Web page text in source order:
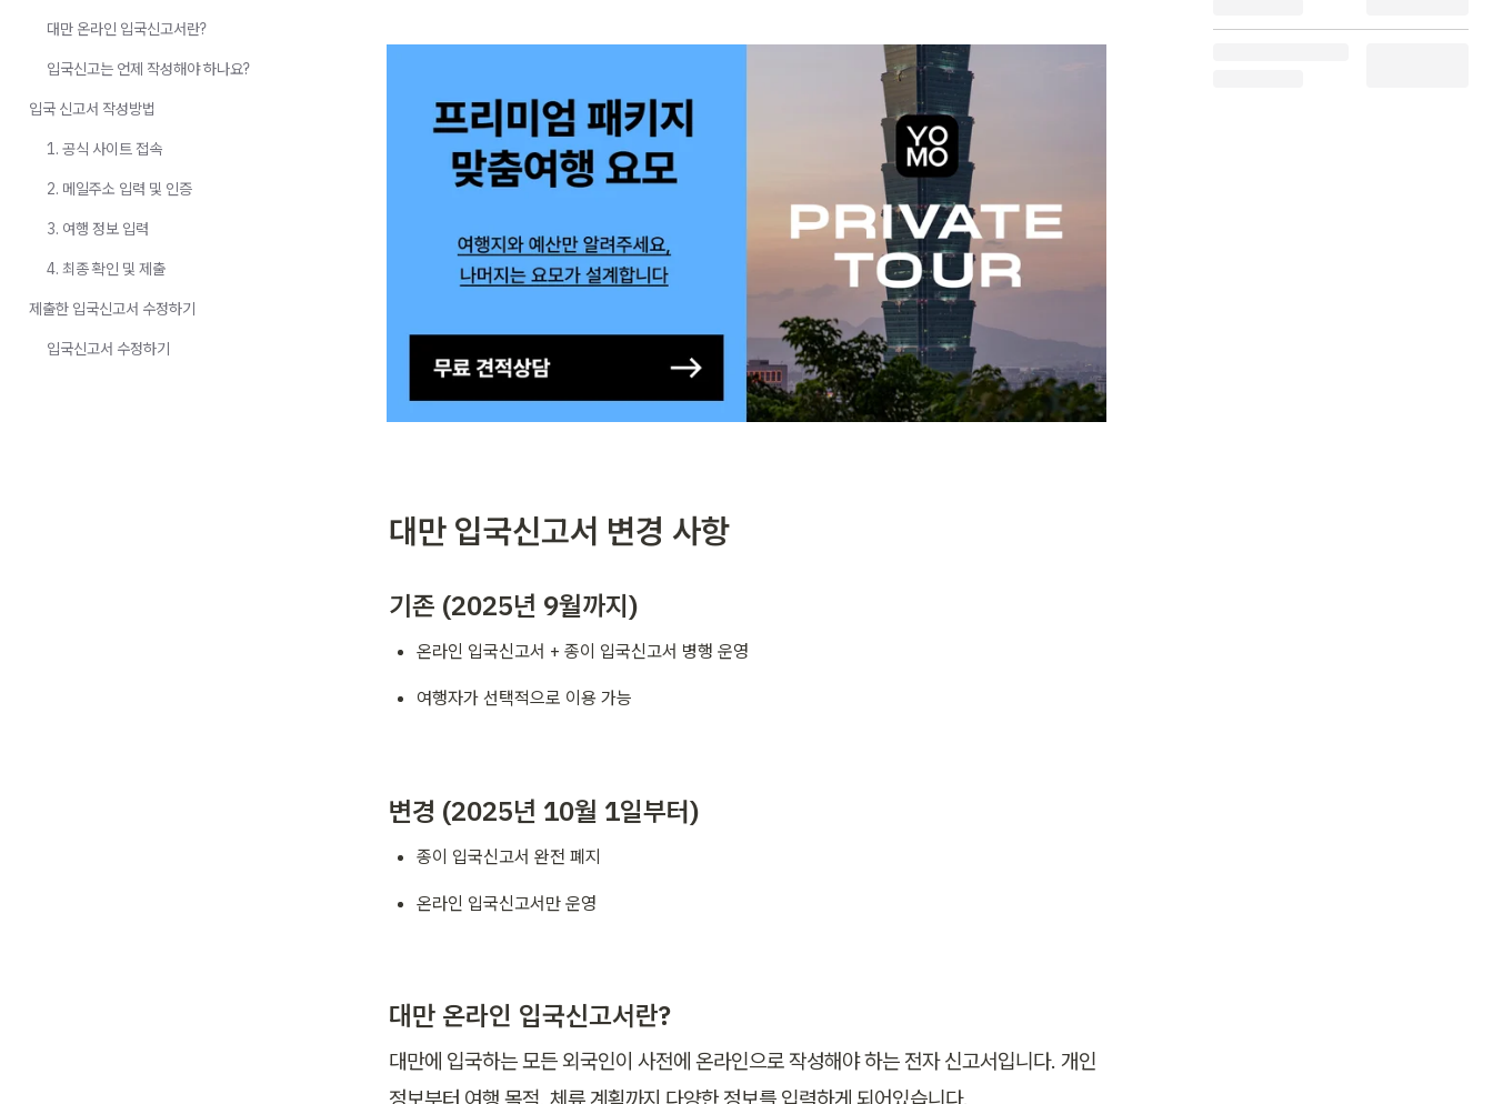
대만 입국신고서 변경 사항
기존 (2025년 9월까지)
온라인 입국신고서 + 종이 입국신고서 병행 운영
여행자가 선택적으로 이용 가능
변경 (2025년 10월 1일부터)
종이 입국신고서 완전 폐지
온라인 입국신고서만 운영
대만 온라인 입국신고서란?
대만에 입국하는 모든 외국인이 사전에 온라인으로 작성해야 하는 전자 신고서입니다. 개인
정보부터 여행 목적, 체류 계획까지 다양한 정보를 입력하게 되어있습니다.
대만 온라인 입국신고서란?
입국신고는 언제 작성해야 하나요?
입국 신고서 작성방법
1. 공식 사이트 접속
2. 메일주소 입력 및 인증
3. 여행 정보 입력
4. 최종 확인 및 제출
제출한 입국신고서 수정하기
입국신고서 수정하기